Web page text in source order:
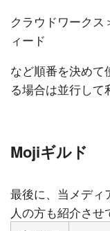
クラウドワーク
ィード
など順番を決めて
る場合は並行して
Mojiギルド
最後に、当メディ
人の方も紹介させ